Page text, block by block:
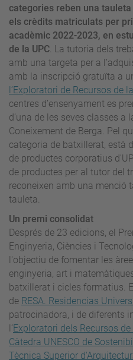
categories reben una
els crèdits matriculats per
acadèmic 2022-2023, en
de la UPC. La tutoria dels
amb una targeta per a
amb la inscripció gratuïta a
l’Exploratori de Recursos de
centres d’ensenyament es
d’una de les seves classes a
Coneixement de Berga. Pel
categoria de batxillerat, està
de productes corporatius
de productes per al tutor del
reconeixen amb una menció
tauleta.
Un premi consolidat
Després de 23 edicions, el
Enginyeria, Ciències i
l'objectiu de fomentar les
enginyeria, art i
batxillerat i cicles formatius.
de RESA. Residencias
patrocinadora, i de diferents
l’Exploratori dels Recursos
Càtedra UNESCO de
Tècnica Superior